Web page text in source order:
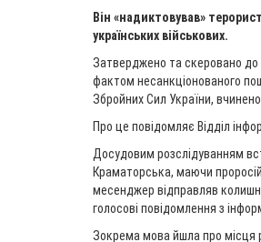
Він «надиктовував»
українських військових.
Затверджено та скеровано до
фактом несанкціонованого
Збройних Сил України,
Про це повідомляє Відділ
Досудовим розслідуванням
Краматорська, маючи
месенджер відправляв
голосові повідомлення з
Зокрема мова йшла про місця